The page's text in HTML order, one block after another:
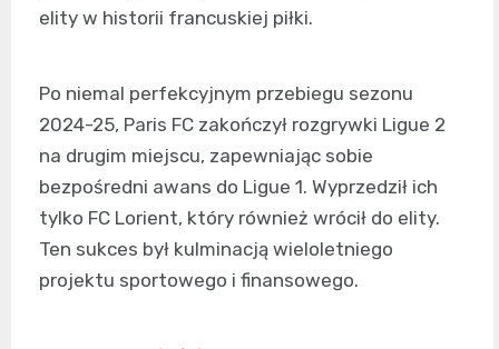
elity w historii francuskiej piłki.
Po niemal perfekcyjnym przebiegu sezonu
2024-25, Paris FC zakończył rozgrywki Ligue 2
na drugim miejscu, zapewniając sobie
bezpośredni awans do Ligue 1. Wyprzedził ich
tylko FC Lorient, który również wrócił do elity.
Ten sukces był kulminacją wieloletniego
projektu sportowego i finansowego.